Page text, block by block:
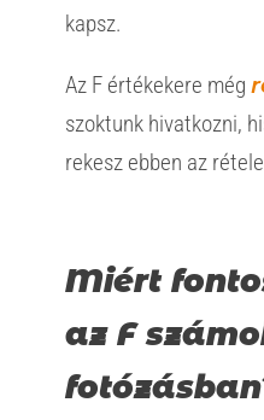
kapsz.
Az F értékekere még
szoktunk hivatkozni,
rekesz ebben az
Miért
az F